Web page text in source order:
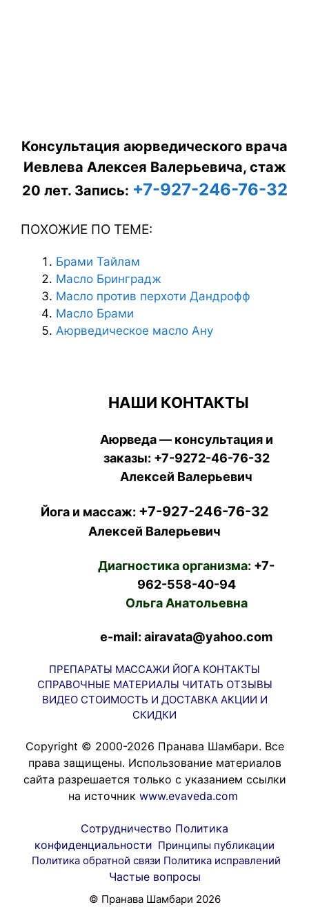
Консультация аюрведического врача
Иевлева Алексея Валерьевича, стаж
20 лет. Запись: +7-927-246-76-32
ПОХОЖИЕ ПО ТЕМЕ:
Брами Тайлам
Масло Бринградж
Масло против перхоти Дандрофф
Масло Брами
Аюрведическое масло Ану
НАШИ КОНТАКТЫ
Аюрведа — консультация и
заказы: +7-9272-46-76-32
Алексей Валерьевич
Йога и массаж: +7-927-246-76-32
Алексей Валерьевич
Диагностика организма: +7-
962-558-40-94
Ольга Анатольевна
e-mail: airavata@yahoo.com
ПРЕПАРАТЫ МАССАЖИ ЙОГА КОНТАКТЫ
СПРАВОЧНЫЕ МАТЕРИАЛЫ ЧИТАТЬ ОТЗЫВЫ
ВИДЕО СТОИМОСТЬ И ДОСТАВКА АКЦИИ И
СКИДКИ
Copyright © 2000-2026 Пранава Шамбари. Все
права защищены. Использование материалов
сайта разрешается только с указанием ссылки
на источник www.evaveda.com
Сотрудничество Политика
конфиденциальности Принципы публикации
Политика обратной связи Политика исправлений
Частые вопросы
© Пранава Шамбари 2026